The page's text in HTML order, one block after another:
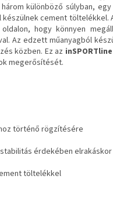
különböző súlyban,
cement
hogy könnyen
Az edzett műanyagból
közben. Ez az
megerősítését.
történő rögzítésére
érdekében elrakáskor
töltelékkel